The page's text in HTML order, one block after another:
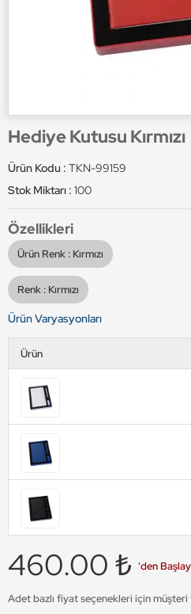
Hediye Kutusu Kırmızı
Ürün Kodu : TKN-99159
Stok Miktarı : 100
Özellikleri
Ürün Renk : Kırmızı
Renk : Kırmızı
Ürün Varyasyonları
Ürün
460.00 ₺ 'den
Adet bazlı fiyat seçenekleri için